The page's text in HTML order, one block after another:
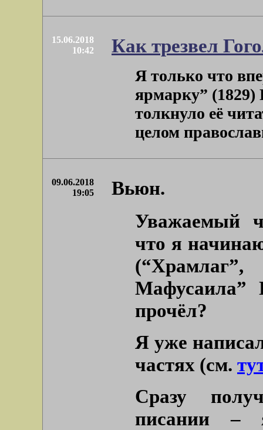
15.06.2018
10:42
Как трезвел
Я только что
ярмарку” (1829)
толкнуло её
целом
09.06.2018
19:05
Вьюн.
Уважаемый
что я
Мафусаила”
прочёл?
Я уже
частях (см.
Сразу
писании –